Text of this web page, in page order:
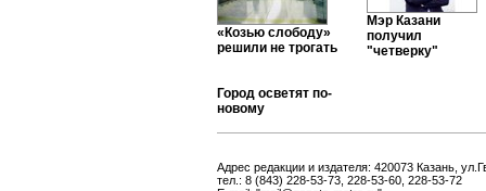
«Козью слободу»
решили не трогать
Мэр Казани
получил
"четверку"
Город осветят по-
новому
Адрес редакции и издателя: 420073 Казань,
тел.: 8 (843) 228-53-73, 228-53-60, 228-53-72